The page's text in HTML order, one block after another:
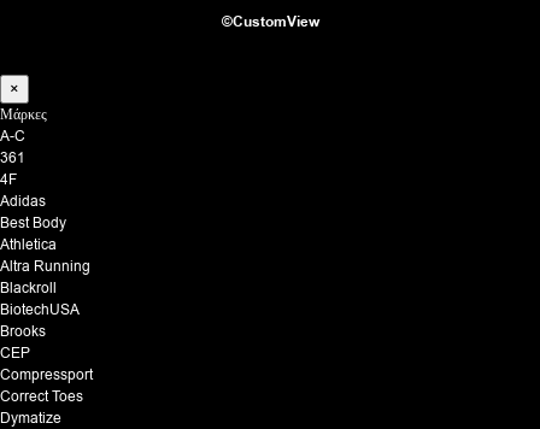
©CustomView
×
Μάρκες
A-C
361
4F
Adidas
Best Body
Athletica
Altra Running
Blackroll
BiotechUSA
Brooks
CEP
Compressport
Correct Toes
Dymatize